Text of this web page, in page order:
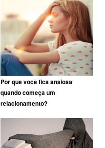
Por que você fica ansiosa
quando começa um
relacionamento?